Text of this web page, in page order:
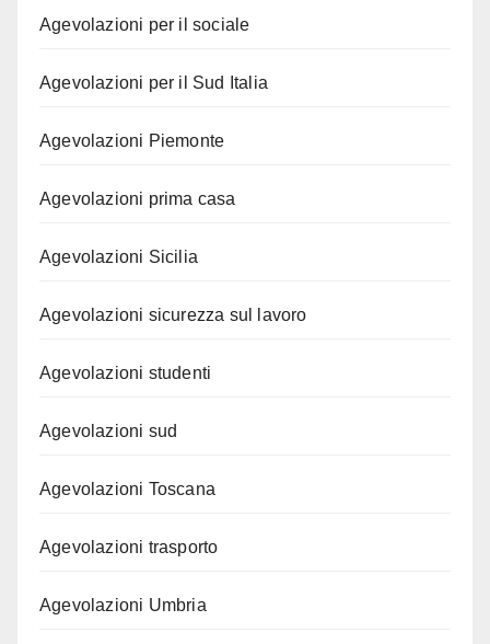
Agevolazioni per il sociale
Agevolazioni per il Sud Italia
Agevolazioni Piemonte
Agevolazioni prima casa
Agevolazioni Sicilia
Agevolazioni sicurezza sul lavoro
Agevolazioni studenti
Agevolazioni sud
Agevolazioni Toscana
Agevolazioni trasporto
Agevolazioni Umbria